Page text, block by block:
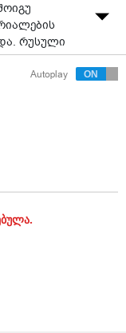
რუსული
მოხდა
Autoplay